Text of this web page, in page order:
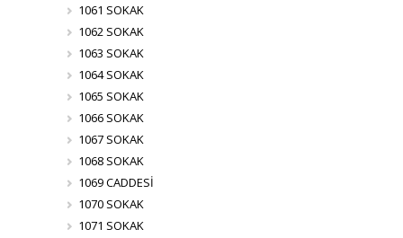
1061 SOKAK
1062 SOKAK
1063 SOKAK
1064 SOKAK
1065 SOKAK
1066 SOKAK
1067 SOKAK
1068 SOKAK
1069 CADDESİ
1070 SOKAK
1071 SOKAK